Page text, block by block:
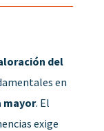
del
en
mayor. El
exige